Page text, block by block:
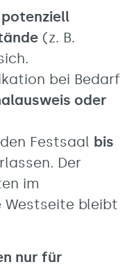
potenziell
(z. B.
bei Bedarf
oder
Festsaal bis
Der
im
Westseite bleibt
nur für